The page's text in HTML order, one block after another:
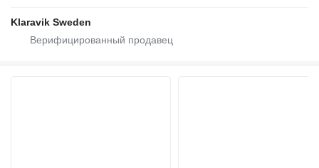
Klaravik Sweden